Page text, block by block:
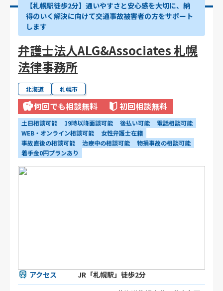
【札幌駅徒歩2分】通いやすさと安心感を大切に、納
得のいく解決に向けて交通事故被害者の方をサポート
します
弁護士法人ALG&Associates 札幌
法律事務所
北海道 札幌市
何回でも相談無料 初回相談無料
土日相談可能 19時以降面談可能 後払い可能
電話相談可能
WEB・オンライン相談可能
女性弁護士在籍
事故直後の相談可能
治療中の相談可能
物損事故の相談可能
着手金0円プランあり
アクセス JR「札幌駅」徒歩2分